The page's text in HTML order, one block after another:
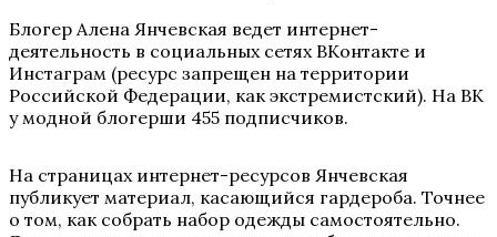
Блогер Алена Янчевская ведет интернет-
деятельность в социальных сетях ВКонтакте и
Инстаграм (ресурс запрещен на территории
Российской Федерации, как экстремистский). На ВК
у модной блогерши 455 подписчиков.
На страницах интернет-ресурсов Янчевская
публикует материал, касающийся гардероба. Точнее
о том, как собрать набор одежды самостоятельно.